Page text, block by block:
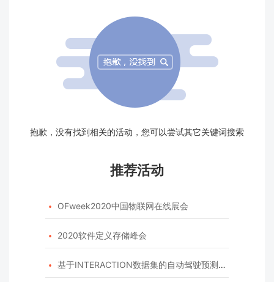
抱歉，没有找到相关的活动，您可以尝试其它关键词搜索
推荐活动
 OFweek2020中国物联网在线展会
 2020软件定义存储峰会
 基于INTERACTION数据集的自动驾驶预测模型挑战赛